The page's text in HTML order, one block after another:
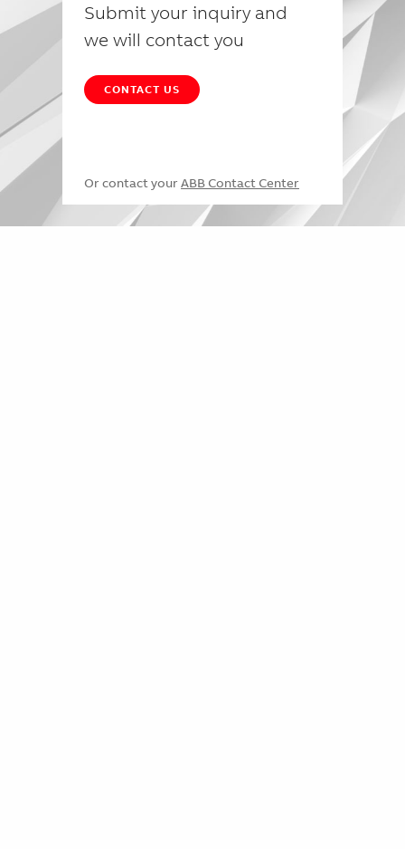
Submit your inquiry and
we will contact you
CONTACT US
Or contact your ABB Contact Center